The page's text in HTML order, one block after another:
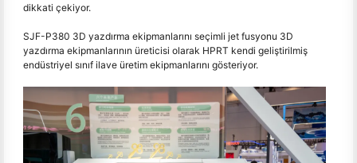
dikkati çekiyor.
SJF-P380 3D yazdırma ekipmanlarını seçimli jet fusyonu 3D
yazdırma ekipmanlarının üreticisi olarak HPRT kendi geliştirilmiş
endüstriyel sınıf ilave üretim ekipmanlarını gösteriyor.